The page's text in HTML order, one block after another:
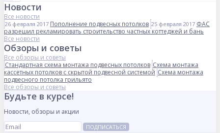
Новости
Все новости
26 февраля 2017 Пополнение подвесных потолков 25 февраля 2017 ФАС
разрешил рекламировать строительство частных коттеджей и бань
Все новости
Обзоры и советы
Все обзоры и советы
Стандартная схема монтажа подвесных потолков Схема монтажа
кассетных потолков с скрытой подвесной системой Схема монтажа
подвесного потолка грильято
Все обзоры и советы
Будьте в курсе!
Новости, обзоры и акции
ПОДПИСАТЬСЯ